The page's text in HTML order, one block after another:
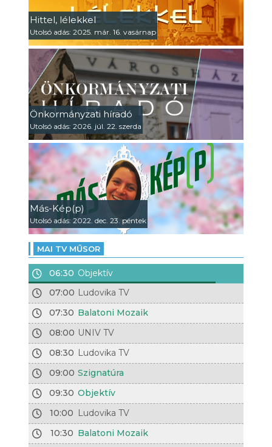
Hittel, lélekkel
Utolsó adás: 2025. már. 16. vasárnap
Önkormányzati híradó
Utolsó adás: 2026. júl. 22. szerda
Más-Kép(p)
Utolsó adás: 2022. dec. 23. péntek
MAI TV MŰSOR
06:30 Objektív
07:00 Ludovika TV
07:30 Balatoni Mozaik
08:00 UNIV TV
08:30 Ludovika TV
09:00 Szignatúra
09:30 Objektív
10:00 Ludovika TV
10:30 Balatoni Mozaik